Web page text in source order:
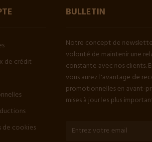
de crédit
de cookies
BULLETIN
Notre concept de
volonté de maintenir une
constante avec nos clients.
vous aurez l'avantage de
promotionnelles en avant-
mises à jour les plus